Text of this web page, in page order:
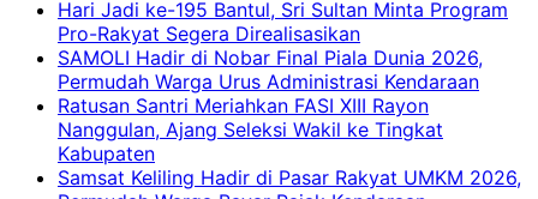
Hari Jadi ke-195 Bantul, Sri Sultan Minta Program
Pro-Rakyat Segera Direalisasikan
SAMOLI Hadir di Nobar Final Piala Dunia 2026,
Permudah Warga Urus Administrasi Kendaraan
Ratusan Santri Meriahkan FASI XIII Rayon
Nanggulan, Ajang Seleksi Wakil ke Tingkat
Kabupaten
Samsat Keliling Hadir di Pasar Rakyat UMKM 2026,